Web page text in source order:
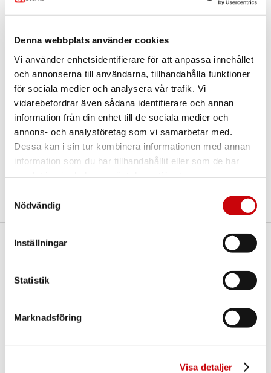
Denna webbplats använder cookies
Vi använder enhetsidentifierare för att anpassa innehållet
och annonserna till användarna, tillhandahålla funktioner
för sociala medier och analysera vår trafik. Vi
vidarebefordrar även sådana identifierare och annan
information från din enhet till de sociala medier och
annons- och analysföretag som vi samarbetar med.
Dessa kan i sin tur kombinera informationen med annan
information som du har tillhandahållit eller som de har
Nödvändig
Inställningar
Statistik
Marknadsföring
Visa detaljer
utanpåliggande eller infälld i vägg.
med skjutdörrsspår samt draghandtag och
skålar som standard. Modellen finns som
enkeldörr, pardörr i lika eller olika delning,
skjutdörr samt parskjutdörr.
Varianten finns att köpa i webshoppen. I
offertförfrågan väljer du mått, ytbehandling,
glastyp, beslagsamtandra tillval.
Kontakta oss via eller
några funderingar eller särskilda önskemål.